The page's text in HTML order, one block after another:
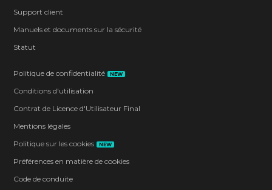
Support client
Manuels et documents sur la sécurité
Statut
Politique de confidentialité NEW
Conditions d'utilisation
Contrat de Licence d'Utilisateur Final
Mentions légales
Politique sur les cookies
NEW
Préférences en matière de cookies
Code de conduite